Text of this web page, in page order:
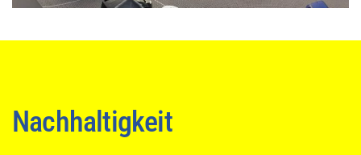
Nachhaltigkeit